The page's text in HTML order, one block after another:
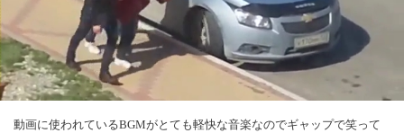
動画に使われているBGMがとても軽快な音楽なのでギャップで笑って